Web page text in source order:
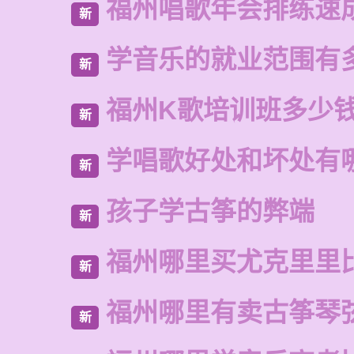
新 福州唱歌年会排练速
新 学音乐的就业范围有
新 福州K歌培训班多少
新 学唱歌好处和坏处有
新 孩子学古筝的弊端
新 福州哪里买尤克里里
新
福州哪里有卖古筝琴